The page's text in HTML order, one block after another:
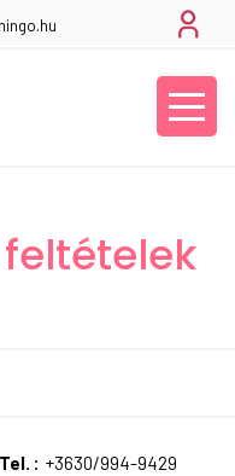
Tel. : +3630/994-9429